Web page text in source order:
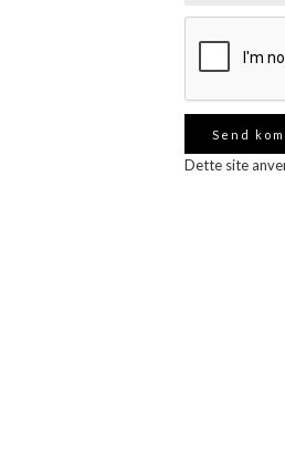
Dette site